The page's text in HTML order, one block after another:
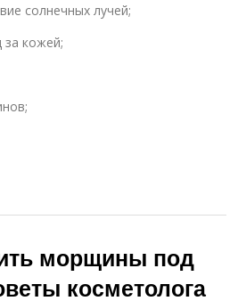
солнечных лучей;
кожей;
морщины под
косметолога